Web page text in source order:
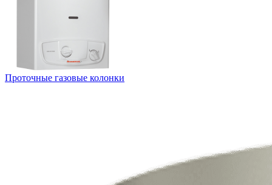
Проточные газовые колонки